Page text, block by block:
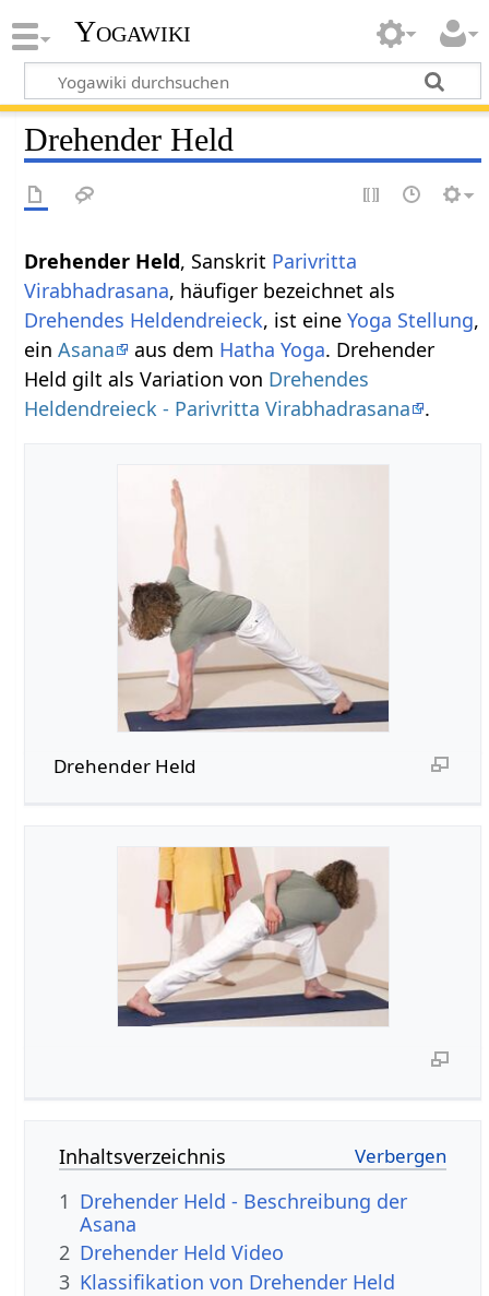
Yogawiki
Drehender Held
Drehender Held, Sanskrit Parivritta
Virabhadrasana, häufiger bezeichnet als
Drehendes Heldendreieck, ist eineYoga Stellung,
einAsana aus dem Hatha Yoga. Drehender
Held gilt als Variation von Drehendes
Heldendreieck - Parivritta Virabhadrasana
.
Drehender Held
Inhaltsverzeichnis
1 Drehender Held - Beschreibung der
Asana
2 Drehender Held Video
3 Klassifikation von Drehender Held